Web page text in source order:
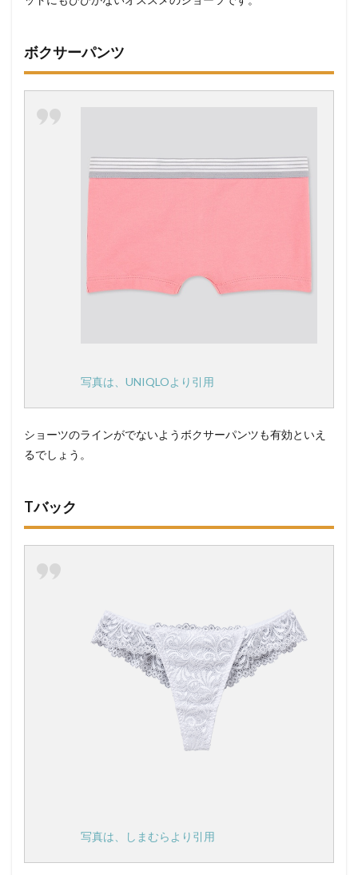
ボクサーパンツ
写真は、UNIQLOより引用
ショーツのラインがでないようボクサーパンツも有効といえ
るでしょう。
Tバック
写真は、しまむらより引用